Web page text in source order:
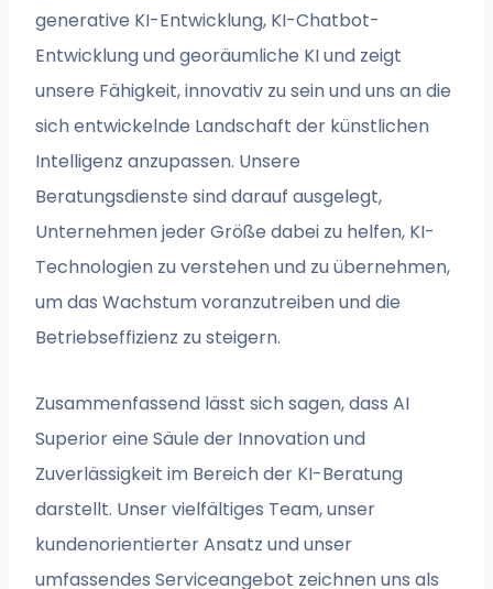
generative KI-Entwicklung, KI-Chatbot-
Entwicklung und georäumliche KI und zeigt
unsere Fähigkeit, innovativ zu sein und uns an die
sich entwickelnde Landschaft der künstlichen
Intelligenz anzupassen. Unsere
Beratungsdienste sind darauf ausgelegt,
Unternehmen jeder Größe dabei zu helfen, KI-
Technologien zu verstehen und zu übernehmen,
um das Wachstum voranzutreiben und die
Betriebseffizienz zu steigern.
Zusammenfassend lässt sich sagen, dass AI
Superior eine Säule der Innovation und
Zuverlässigkeit im Bereich der KI-Beratung
darstellt. Unser vielfältiges Team, unser
kundenorientierter Ansatz und unser
umfassendes Serviceangebot zeichnen uns als